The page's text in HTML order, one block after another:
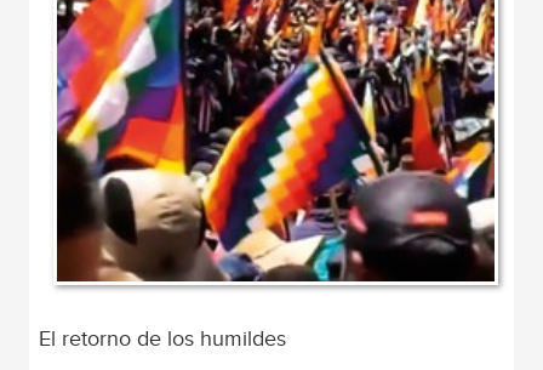
El retorno de los humildes